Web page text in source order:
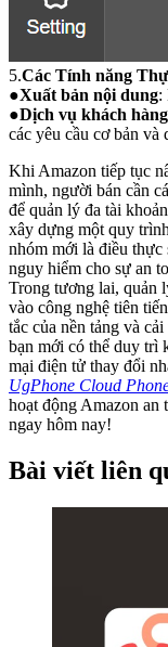
5.Các Tính năng
●Xuất bản nội dung:
●Dịch vụ khách
các yêu cầu cơ bản và
Khi Amazon tiếp tục
mình, người bán cần
để quản lý đa tài
xây dựng một quy
nhóm mới là điều thực
nguy hiểm cho sự an
Trong tương lai, quản
vào công nghệ tiên
tắc của nền tảng và
bạn mới có thể duy trì
mại điện tử thay đổi
UgPhone Cloud
hoạt động Amazon
ngay hôm nay!
Bài viết liên